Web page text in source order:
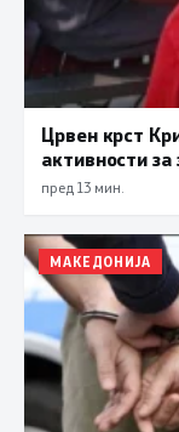
Црвен крст
активности
пред 13 мин.
МАКЕДОНИЈА